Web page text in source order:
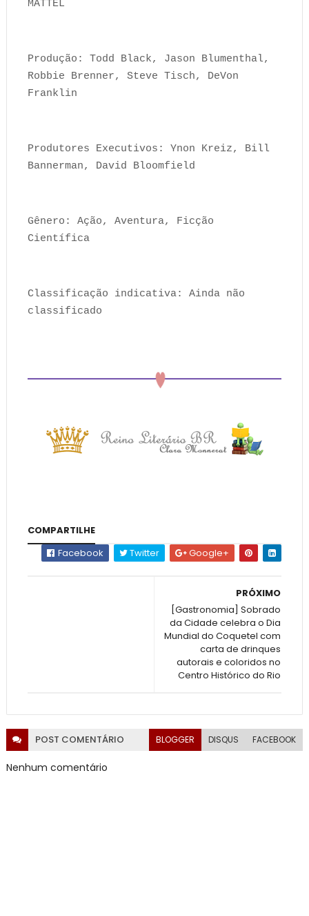
MATTEL
Produção: Todd Black, Jason Blumenthal,
Robbie Brenner, Steve Tisch, DeVon
Franklin
Produtores Executivos: Ynon Kreiz, Bill
Bannerman, David Bloomfield
Gênero: Ação, Aventura, Ficção
Científica
Classificação indicativa: Ainda não
classificado
COMPARTILHE
Facebook
Twitter Google+
PRÓXIMO
[Gastronomia] Sobrado
da Cidade celebra o Dia
Mundial do Coquetel com
carta de drinques
autorais e coloridos no
Centro Histórico do Rio
POST COMENTÁRIO BLOGGER DISQUS FACEBOOK
Nenhum comentário